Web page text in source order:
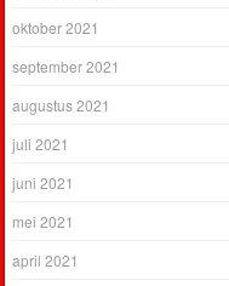
oktober 2021
september 2021
augustus 2021
juli 2021
juni 2021
mei 2021
april 2021